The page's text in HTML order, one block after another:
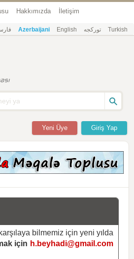
Hakkımızda İletişim
Azerbaijani English تورکجه Turkish
Giriş Yap
Yeni Üye
bilmemiz için yeni yılda
için h.beyhadi@gmail.com